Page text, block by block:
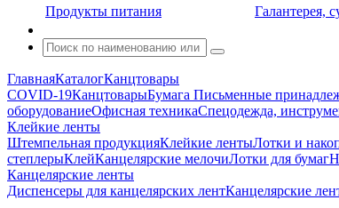
Продукты питания
Галантерея,
ГлавнаяКаталогКанцтовары
COVID-19КанцтоварыБумага Письменные
оборудованиеОфисная техникаСпецодежда,
Клейкие ленты
Штемпельная продукцияКлейкие лентыЛотки и
степлерыКлейКанцелярские мелочиЛотки для бумаг
Канцелярские ленты
Диспенсеры для канцелярских лентКанцелярские